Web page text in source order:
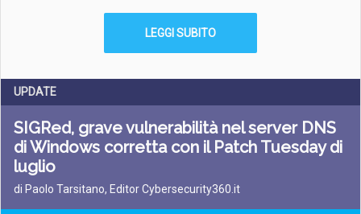
LEGGI SUBITO
UPDATE
SIGRed, grave vulnerabilità nel server DNS
di Windows corretta con il Patch Tuesday di
luglio
di Paolo Tarsitano, Editor Cybersecurity360.it